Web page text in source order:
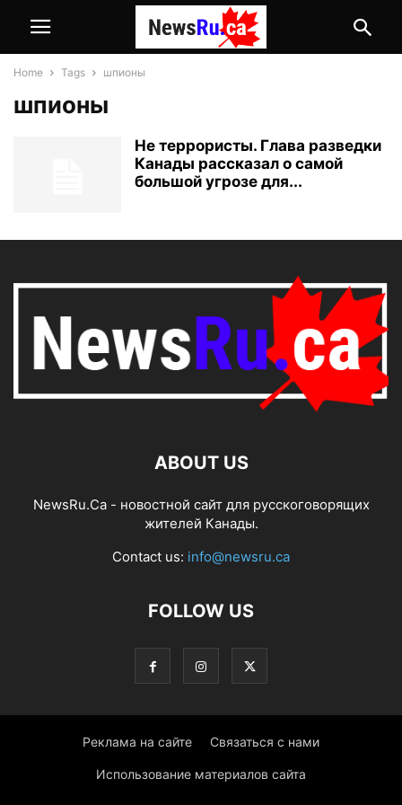
Home Tags шпионы
шпионы
Не террористы. Глава разведки
Канады рассказал о самой
большой угрозе для...
ABOUT US
NewsRu.Ca - новостной сайт для русскоговорящих
жителей Канады.
Contact us: info@newsru.ca
FOLLOW US
Реклама на сайте Связаться с нами
Использование материалов сайта